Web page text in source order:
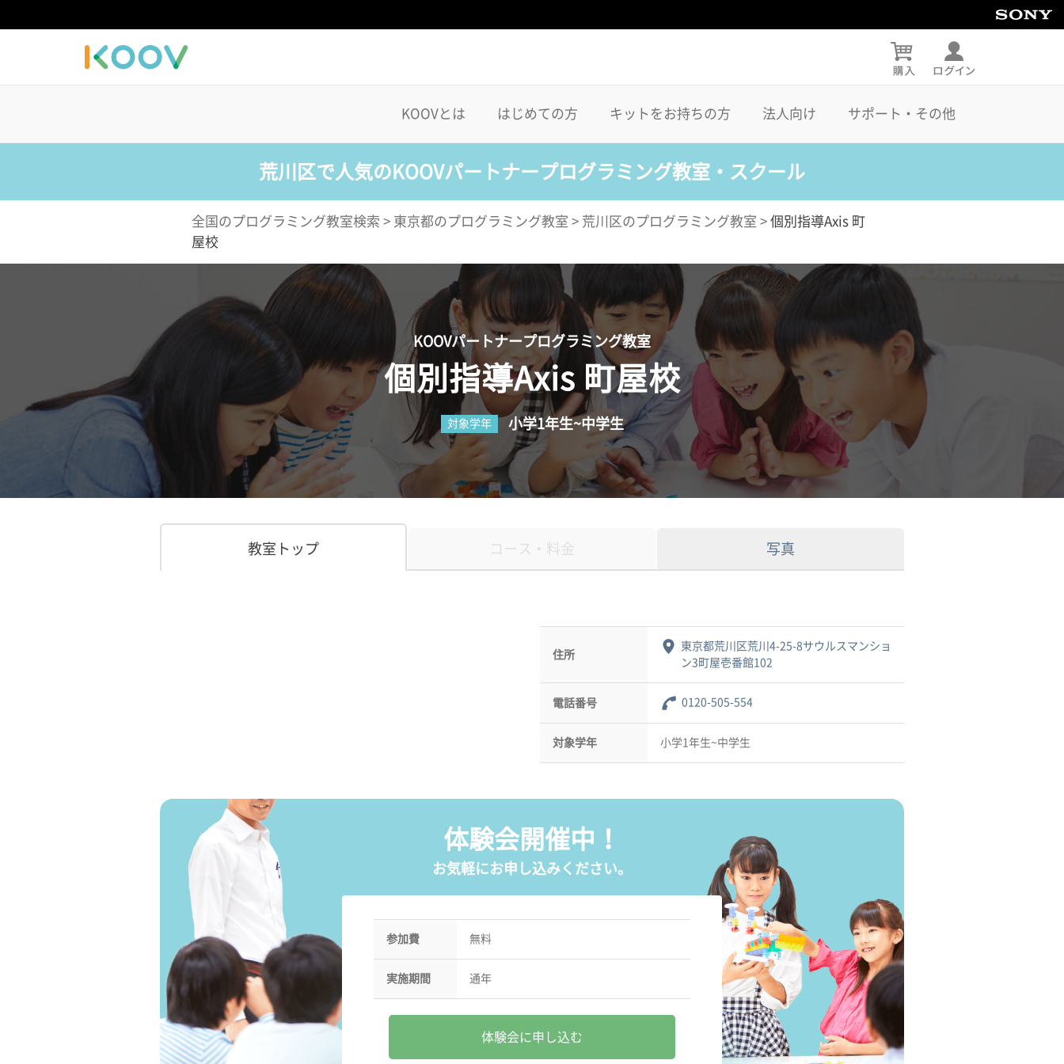
KOOVとは はじめての方 キットをお持ちの方 法人向け サポート・その他
荒川区で人気のKOOVパートナープログラミング教室・スクール
全国のプログラミング教室検索 > 東京都のプログラミング教室 > 荒川区のプログラミング教室 > 個別指導Axis 町
屋校
KOOVパートナープログラミング教室
個別指導Axis 町屋校
対象学年 小学1年生~中学生
教室トップ コース・料金 写真
住所
東京都荒川区荒川4-25-8サウルスマンショ
ン3町屋壱番館102
電話番号 0120-505-554
対象学年 小学1年生~中学生
体験会開催中！
お気軽にお申し込みください。
参加費 無料
実施期間 通年
体験会に申し込む